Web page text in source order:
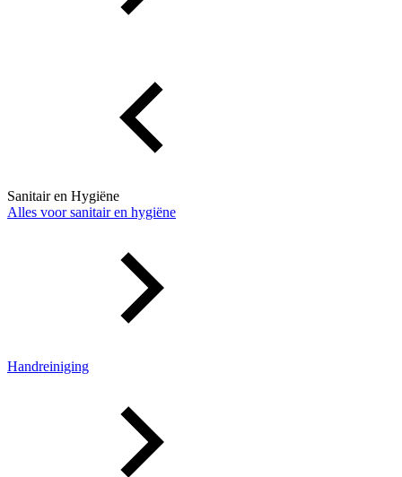
Sanitair en Hygiëne
Alles voor sanitair en hygiëne
Handreiniging